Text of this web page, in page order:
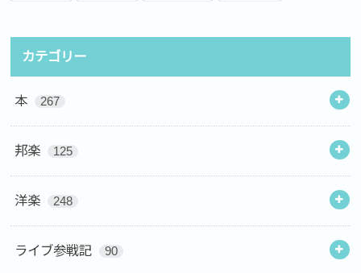
カテゴリー
本 267
邦楽 125
洋楽 248
ライブ参戦記 90